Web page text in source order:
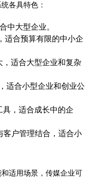
各具特色：
中大型企业。
适合预算有限的中小企
，适合大型企业和复杂
适合小型企业和创业公
具，适合成长中的企
客户管理结合，适合小
适用场景，传媒企业可